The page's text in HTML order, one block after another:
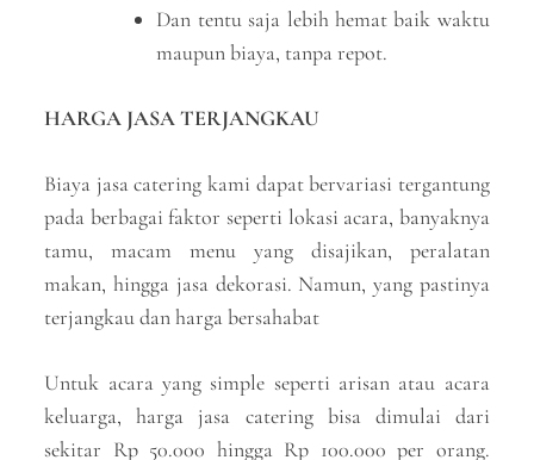
Dan tentu saja lebih hemat baik waktu
maupun biaya, tanpa repot.
HARGA JASA TERJANGKAU
Biaya jasa catering kami dapat bervariasi tergantung
pada berbagai faktor seperti lokasi acara, banyaknya
tamu, macam menu yang disajikan, peralatan
makan, hingga jasa dekorasi. Namun, yang pastinya
terjangkau dan harga bersahabat
Untuk acara yang simple seperti arisan atau acara
keluarga, harga jasa catering bisa dimulai dari
sekitar Rp 50.000 hingga Rp 100.000 per orang.